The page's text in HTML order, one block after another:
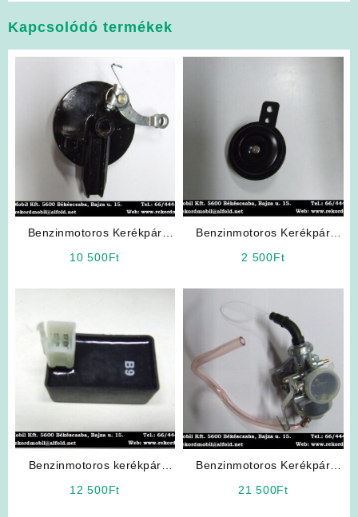
Kapcsolódó termékek
Benzinmotoros Kerékpár
10 500Ft
Benzinmotoros Kerékpár
2 500Ft
Benzinmotoros kerékpár
12 500Ft
Benzinmotoros Kerékpár
21 500Ft